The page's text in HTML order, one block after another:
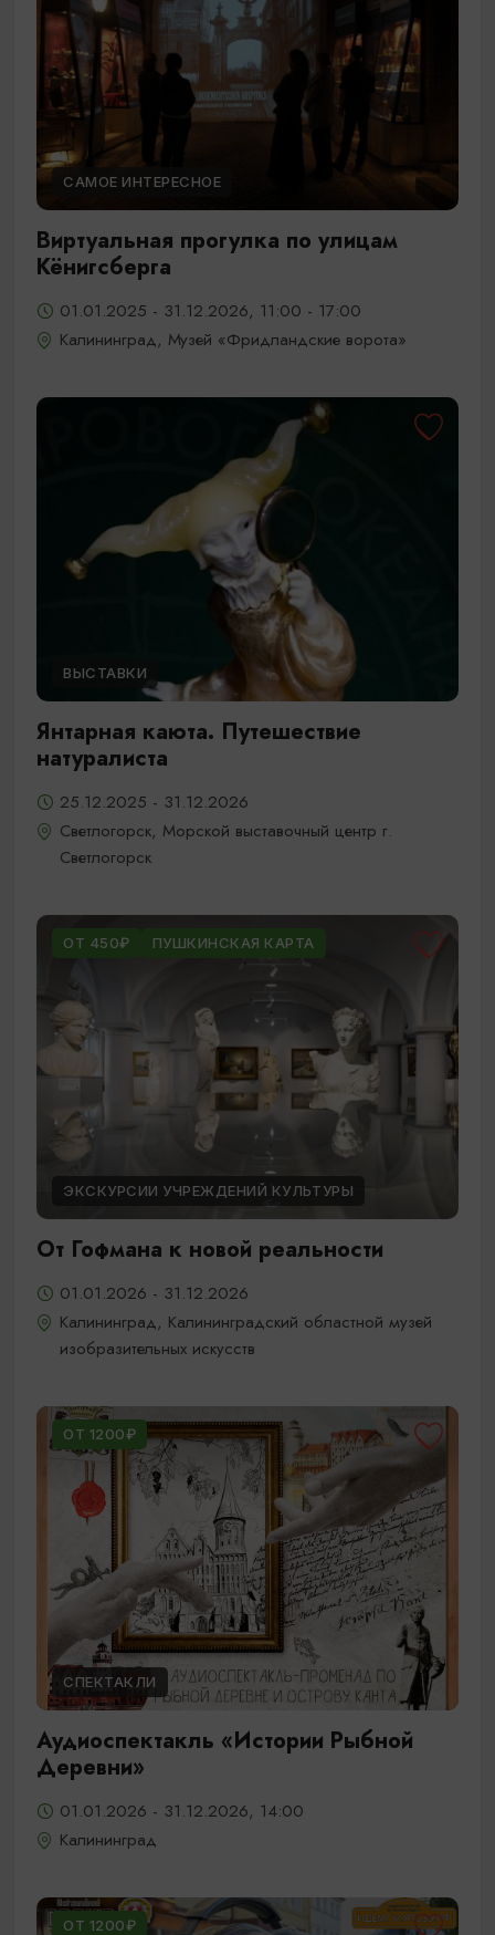
САМОЕ ИНТЕРЕСНОЕ
Виртуальная прогулка по улицам
Кёнигсберга
01.01.2025 - 31.12.2026, 11:00 - 17:00
Калининград, Музей «Фридландские ворота»
ВЫСТАВКИ
Янтарная каюта. Путешествие
натуралиста
25.12.2025 - 31.12.2026
Светлогорск, Морской выставочный центр г.
Светлогорск
ОТ 450₽ ПУШКИНСКАЯ КАРТА
ЭКСКУРСИИ УЧРЕЖДЕНИЙ КУЛЬТУРЫ
От Гофмана к новой реальности
01.01.2026 - 31.12.2026
Калининград, Калининградский областной музей
изобразительных искусств
ОТ 1200₽
СПЕКТАКЛИ
Аудиоспектакль «Истории Рыбной
Деревни»
01.01.2026 - 31.12.2026, 14:00
Калининград
ОТ 1200₽